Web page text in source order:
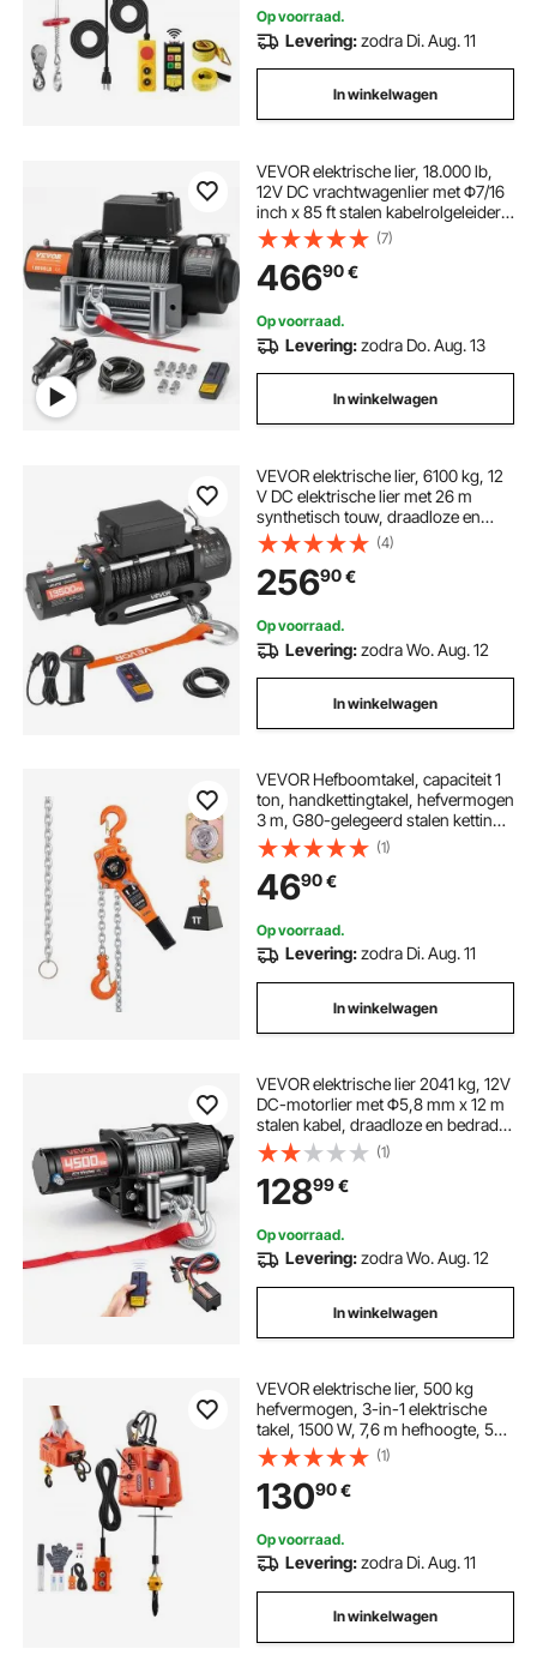
Op voorraad.
Levering:zodra Di. Aug. 11
In winkelwagen
VEVOR elektrische lier, 18.000 lb,
12V DC vrachtwagenlier met Φ7/16
inch x 85 ft stalen kabelrolgeleider,
draadloze en bekabelde
afstandsbediening, IP55 waterdicht
voor het slepen van SUV's, jeeps,
vrachtwagens, aanhangwagens en
boten
(7)
46690€
Op voorraad.
Levering:zodra Do. Aug. 13
In winkelwagen
VEVOR elektrische lier, 6100 kg, 12
V DC elektrische lier met 26 m
synthetisch touw, draadloze en
bekabelde afstandsbediening, IP55,
voor het slepen van terreinwagens,
jeeps, aanhangwagens en boten
(4)
25690€
Op voorraad.
Levering:zodra Wo. Aug. 12
In winkelwagen
VEVOR Hefboomtakel, capaciteit 1
ton, handkettingtakel, hefvermogen
3 m, G80-gelegeerd stalen ketting
met mechanische dubbele palrem,
rateltakel met 360° draaibare
haken, takel voor magazijn, bouw
en garage
(1)
4690€
Op voorraad.
Levering:zodra Di. Aug. 11
In winkelwagen
VEVOR elektrische lier 2041 kg, 12V
DC-motorlier met Φ5,8 mm x 12 m
stalen kabel, draadloze en bedrade
afstandsbediening, IP55,
elektrische lier voor het slepen van
ATV's, UTV's en terreinwagens.
(1)
12899€
Op voorraad.
Levering:zodra Wo. Aug. 12
In winkelwagen
VEVOR elektrische lier, 500 kg
hefvermogen, 3-in-1 elektrische
takel, 1500 W, 7,6 m hefhoogte, 5
m/min, met handmatige, bedrade
en draadloze afstandsbediening
voor fabriek, magazijn en garage
(1)
13090€
Op voorraad.
Levering:zodra Di. Aug. 11
In winkelwagen